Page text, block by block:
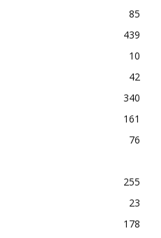
85
439
10
42
340
161
76
255
23
178